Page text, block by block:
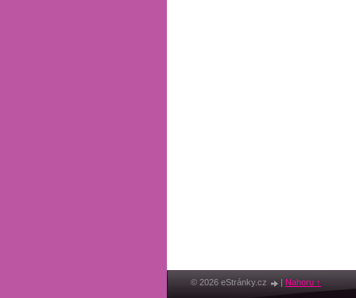
© 2026 eStránky.cz | Nahoru ↑